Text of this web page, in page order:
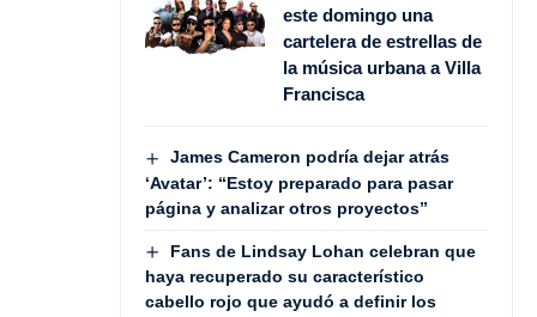
este domingo una
cartelera de estrellas de
la música urbana a Villa
Francisca
James Cameron podría dejar atrás
‘Avatar’: “Estoy preparado para pasar
página y analizar otros proyectos”
Fans de Lindsay Lohan celebran que
haya recuperado su característico
cabello rojo que ayudó a definir los